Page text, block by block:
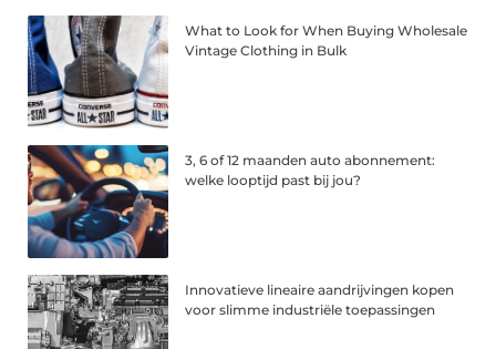
What to Look for When Buying Wholesale
Vintage Clothing in Bulk
3, 6 of 12 maanden auto abonnement:
welke looptijd past bij jou?
Innovatieve lineaire aandrijvingen kopen
voor slimme industriële toepassingen